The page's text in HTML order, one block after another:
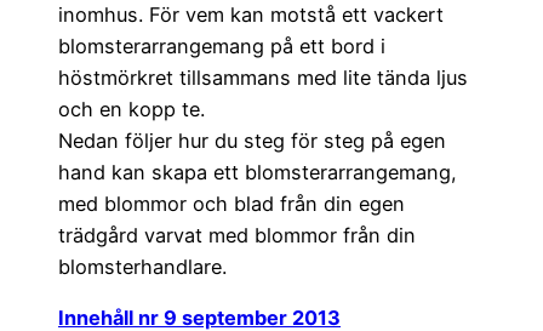
inomhus. För vem kan motstå ett vackert
blomsterarrangemang på ett bord i
höstmörkret tillsammans med lite tända ljus
och en kopp te.
Nedan följer hur du steg för steg på egen
hand kan skapa ett blomsterarrangemang,
med blommor och blad från din egen
trädgård varvat med blommor från din
blomsterhandlare.
Innehåll nr 9 september 2013